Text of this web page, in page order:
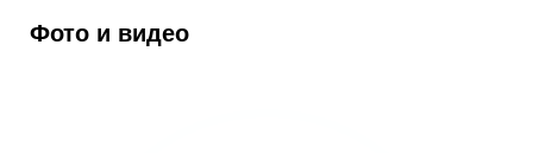
Фото и видео